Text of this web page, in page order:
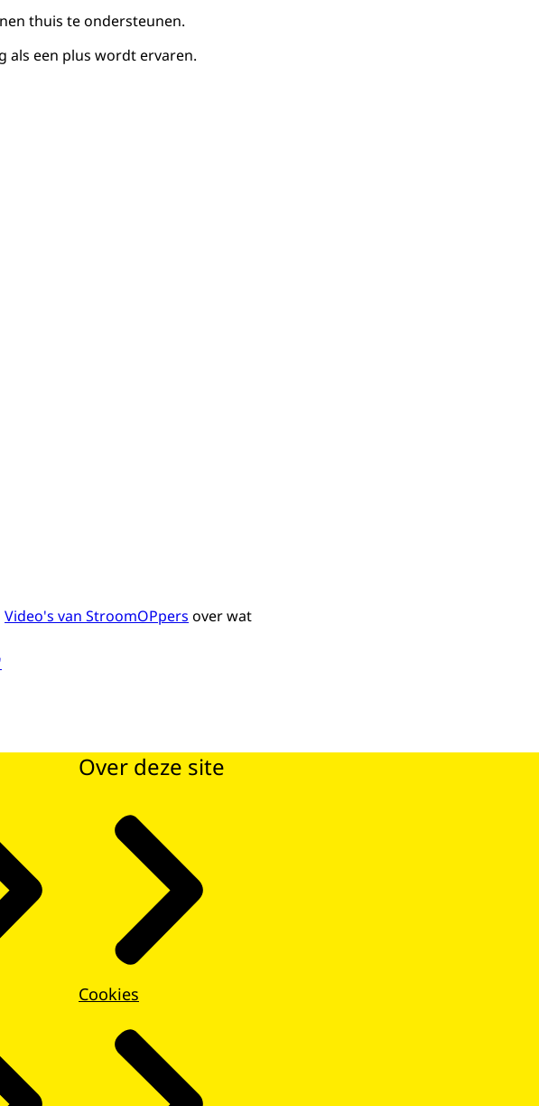
thuis te ondersteunen.
als een plus wordt ervaren.
Video's van StroomOPpers over wat
Over deze site
Cookies